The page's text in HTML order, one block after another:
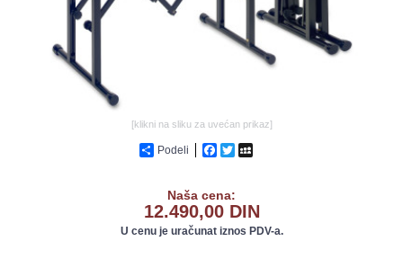
[klikni na sliku za uvećan prikaz]
Podeli Facebook
Twitter
Naša cena:
12.490,00 DIN
U cenu je uračunat iznos PDV-a.